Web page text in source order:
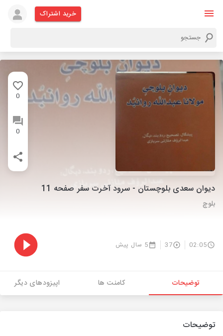
خرید اشتراک
0
0
دیوان سعدی بلوچستان - سرود آخرت سفر صفحه 11
بلوچ
02:05
37 5 سال پیش
توضیحات کامنت ها اپیزودهای دیگر
توضیحات